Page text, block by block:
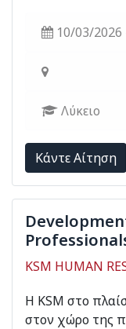
10/03/
Λύκειο
Kάντε Αίτηση
KSM HUMAN
Η KSM στο
στον χώρο της